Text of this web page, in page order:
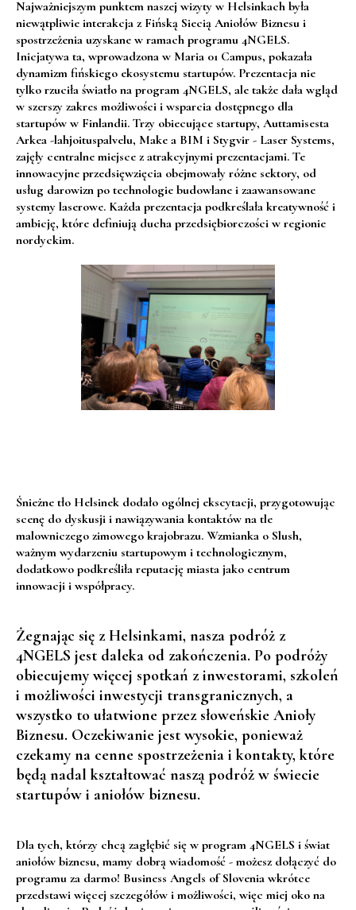
Najważniejszym punktem naszej wizyty w Helsinkach była
niewątpliwie interakcja z Fińską Siecią Aniołów Biznesu i
spostrzeżenia uzyskane w ramach programu 4NGELS.
Inicjatywa ta, wprowadzona w Maria 01 Campus, pokazała
dynamizm fińskiego ekosystemu startupów. Prezentacja nie
tylko rzuciła światło na program 4NGELS, ale także dała wgląd
w szerszy zakres możliwości i wsparcia dostępnego dla
startupów w Finlandii. Trzy obiecujące startupy, Auttamisesta
Arkea -lahjoituspalvelu, Make a BIM i Stygvir - Laser Systems,
zajęły centralne miejsce z atrakcyjnymi prezentacjami. Te
innowacyjne przedsięwzięcia obejmowały różne sektory, od
usług darowizn po technologie budowlane i zaawansowane
systemy laserowe. Każda prezentacja podkreślała kreatywność i
ambicję, które definiują ducha przedsiębiorczości w regionie
nordyckim.
Śnieżne tło Helsinek dodało ogólnej ekscytacji, przygotowując
scenę do dyskusji i nawiązywania kontaktów na tle
malowniczego zimowego krajobrazu. Wzmianka o Slush,
ważnym wydarzeniu startupowym i technologicznym,
dodatkowo podkreśliła reputację miasta jako centrum
innowacji i współpracy.
Żegnając się z Helsinkami, nasza podróż z
4NGELS jest daleka od zakończenia. Po podróży
obiecujemy więcej spotkań z inwestorami, szkoleń
i możliwości inwestycji transgranicznych, a
wszystko to ułatwione przez słoweńskie Anioły
Biznesu. Oczekiwanie jest wysokie, ponieważ
czekamy na cenne spostrzeżenia i kontakty, które
będą nadal kształtować naszą podróż w świecie
startupów i aniołów biznesu.
Dla tych, którzy chcą zagłębić się w program 4NGELS i świat
aniołów biznesu, mamy dobrą wiadomość - możesz dołączyć do
programu za darmo! Business Angels of Slovenia wkrótce
przedstawi więcej szczegółów i możliwości, więc miej oko na